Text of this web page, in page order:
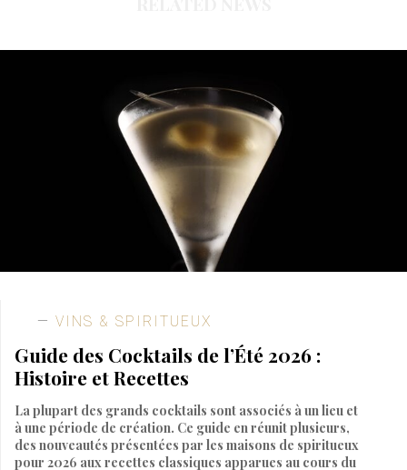
VINS & SPIRITUEUX
Guide des Cocktails de l’Été 2026 :
Histoire et Recettes
La plupart des grands cocktails sont associés à un lieu et
à une période de création. Ce guide en réunit plusieurs,
des nouveautés présentées par les maisons de spiritueux
pour 2026 aux recettes classiques apparues au cours du